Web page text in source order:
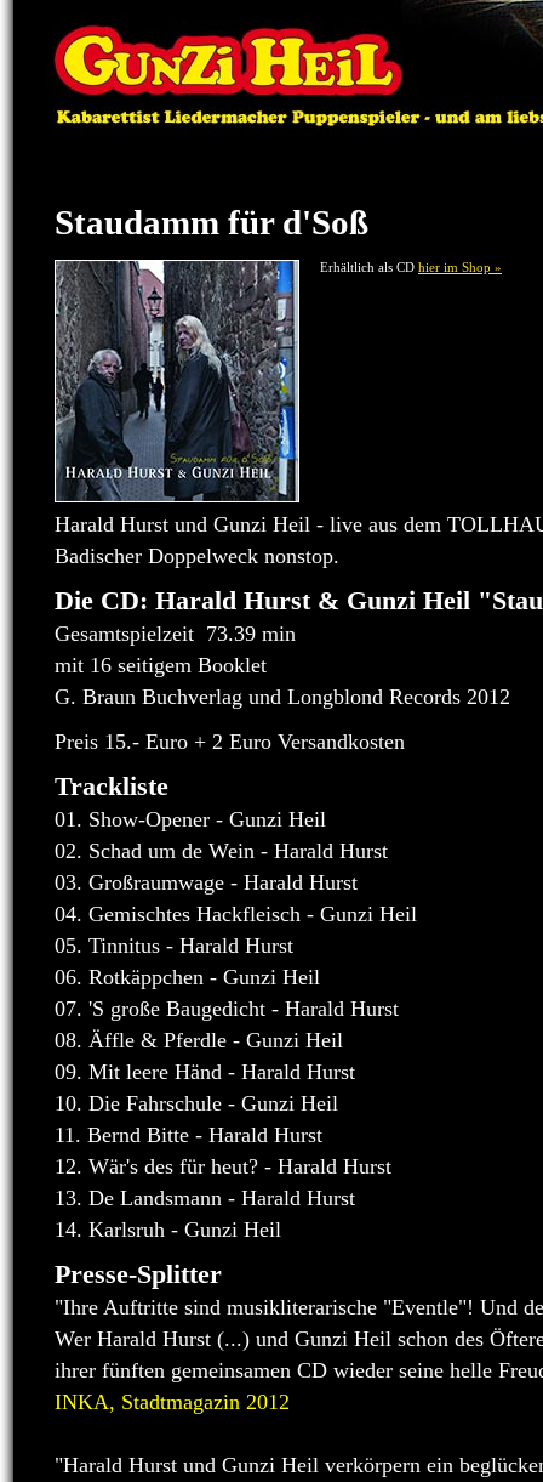
Staudamm für d'Soß
Erhältlich als CD hier im Shop »
Harald Hurst und Gunzi Heil - live aus dem
Badischer Doppelweck nonstop.
Die CD: Harald Hurst & Gunzi Heil
Gesamtspielzeit 73.39 min
mit 16 seitigem Booklet
G. Braun Buchverlag und Longblond Records 2012
Preis 15.- Euro + 2 Euro Versandkosten
Trackliste
01. Show-Opener - Gunzi Heil
02. Schad um de Wein - Harald Hurst
03. Großraumwage - Harald Hurst
04. Gemischtes Hackfleisch - Gunzi Heil
05. Tinnitus - Harald Hurst
06. Rotkäppchen - Gunzi Heil
07. 'S große Baugedicht - Harald Hurst
08. Äffle & Pferdle - Gunzi Heil
09. Mit leere Händ - Harald Hurst
10. Die Fahrschule - Gunzi Heil
11. Bernd Bitte - Harald Hurst
12. Wär's des für heut? - Harald Hurst
13. De Landsmann - Harald Hurst
14. Karlsruh - Gunzi Heil
Presse-Splitter
"Ihre Auftritte sind musikliterarische "Eventle"! Und
Wer Harald Hurst (...) und Gunzi Heil schon des
ihrer fünften gemeinsamen CD wieder seine helle
INKA, Stadtmagazin 2012
"Harald Hurst und Gunzi Heil verkörpern ein